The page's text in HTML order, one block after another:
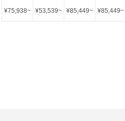
¥75,938~ ¥53,539~ ¥85,449~ ¥85,449~